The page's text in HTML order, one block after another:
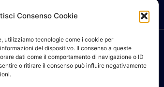
Consenso Cookie
utilizziamo tecnologie come i cookie per
del dispositivo. Il consenso a queste
dati come il comportamento di navigazione o ID
o ritirare il consenso può influire negativamente